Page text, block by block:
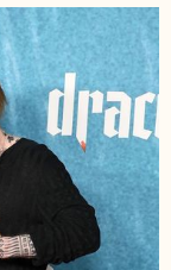
CA L'avant-
de 'Dracula' a
TCL Chinese
Hollywood,
le
Sur la
Besson,
Photo :
USA /